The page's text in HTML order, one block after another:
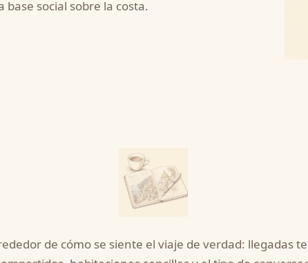
social sobre la costa.
de cómo se siente el viaje de verdad: llegadas